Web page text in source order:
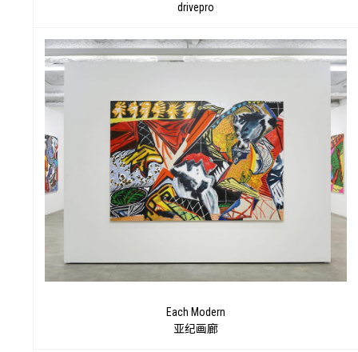
drivepro
Each Modern
亚纪画廊